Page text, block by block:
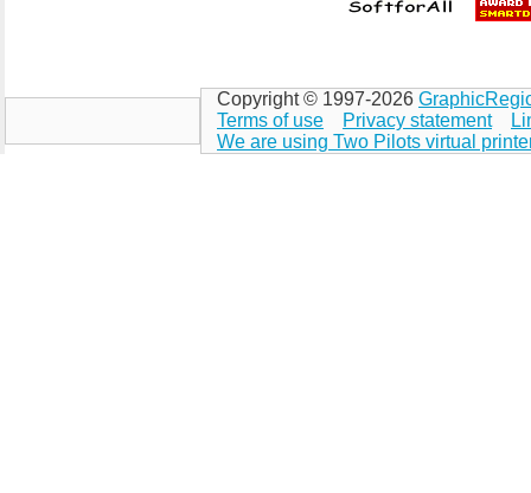
Copyright © 1997-2026
Terms of use
Privacy statement
We are using Two Pilots virtual